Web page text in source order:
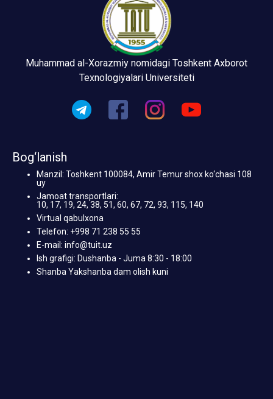
Muhammad al-Xorazmiy nomidagi Toshkent Axborot
Texnologiyalari Universiteti
Bog‘lanish
Manzil: Toshkent 100084, Amir Temur shox ko‘chasi 108
uy
Jamoat transportlari:
10, 17, 19, 24, 38, 51, 60, 67, 72, 93, 115, 140
Virtual qabulxona
Telefon: +998 71 238 55 55
E-mail: info@tuit.uz
Ish grafigi: Dushanba - Juma 8:30 - 18:00
Shanba Yakshanba dam olish kuni